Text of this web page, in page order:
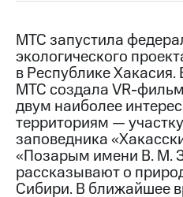
Контакты
Медиа-центр
Пресс-
релизы
МТС
о технологиях
Достижения
МТС запустила
экологического
в Республике
МТС создала VR-
двум наиболее
территориям —
заповедника
«Позарым имени В. М.
рассказывают о
Сибири. В ближайшее